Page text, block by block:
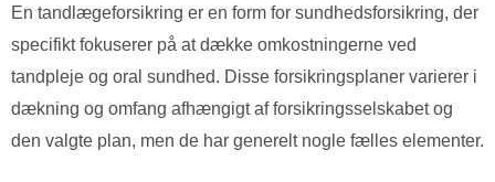
En tandlægeforsikring er en form for sundhedsforsikring, der
specifikt fokuserer på at dække omkostningerne ved
tandpleje og oral sundhed. Disse forsikringsplaner varierer i
dækning og omfang afhængigt af forsikringsselskabet og
den valgte plan, men de har generelt nogle fælles elementer.